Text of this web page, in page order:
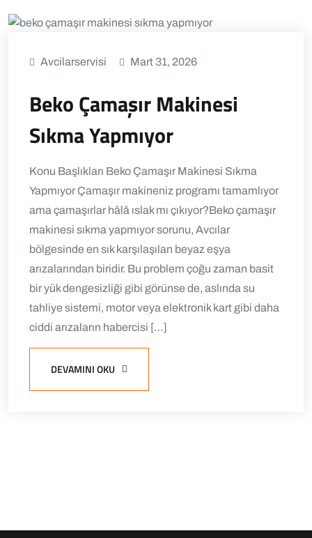
Avcilarservisi Mart 31, 2026
Beko Çamaşır Makinesi
Sıkma Yapmıyor
Konu Başlıkları Beko Çamaşır Makinesi Sıkma
Yapmıyor Çamaşır makineniz programı tamamlıyor
ama çamaşırlar hâlâ ıslak mı çıkıyor?Beko çamaşır
makinesi sıkma yapmıyor sorunu, Avcılar
bölgesinde en sık karşılaşılan beyaz eşya
arızalarından biridir. Bu problem çoğu zaman basit
bir yük dengesizliği gibi görünse de, aslında su
tahliye sistemi, motor veya elektronik kart gibi daha
ciddi arızaların habercisi […]
DEVAMINI OKU